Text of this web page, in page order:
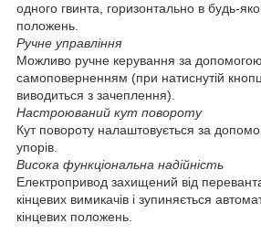
одного гвинта, горизонтально в будь-
положень.
Ручне управління
Можливо ручне керування за
самоповерненням (при натиснутій
виводиться з зачеплення).
Настроюваний кут повороту
Кут повороту налаштовується за
упорів.
Висока функціональна надійність
Електропривод захищений від
кінцевих вимикачів і зупиняється
кінцевих положень.